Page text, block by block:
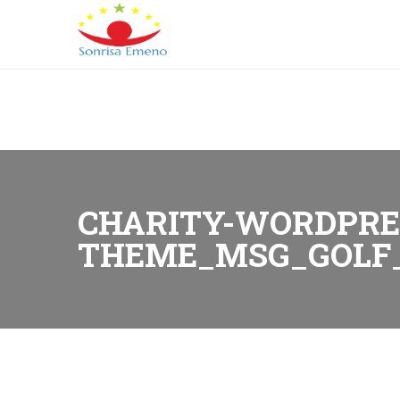
Barrio de Banapa, Malabo, Guinea Ecuatorial
L-V: 9:00-15:00 Sab, Dom: Cerrado
CHARITY-